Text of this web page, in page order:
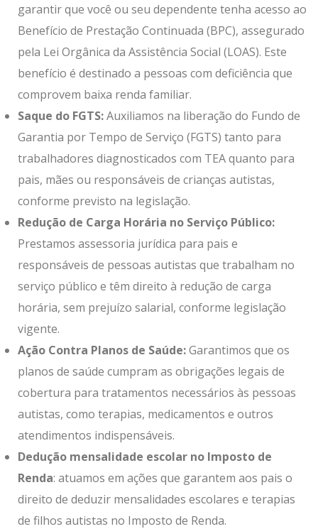
garantir que você ou seu dependente tenha acesso ao
Benefício de Prestação Continuada (BPC), assegurado
pela Lei Orgânica da Assistência Social (LOAS). Este
benefício é destinado a pessoas com deficiência que
comprovem baixa renda familiar.
Saque do FGTS:Auxiliamos na liberação do Fundo de
Garantia por Tempo de Serviço (FGTS) tanto para
trabalhadores diagnosticados com TEA quanto para
pais, mães ou responsáveis de crianças autistas,
conforme previsto na legislação.
Redução de Carga Horária no Serviço Público:
Prestamos assessoria jurídica para pais e
responsáveis de pessoas autistas que trabalham no
serviço público e têm direito à redução de carga
horária, sem prejuízo salarial, conforme legislação
vigente.
Ação Contra Planos de Saúde:Garantimos que os
planos de saúde cumpram as obrigações legais de
cobertura para tratamentos necessários às pessoas
autistas, como terapias, medicamentos e outros
atendimentos indispensáveis.
Dedução mensalidade escolar no Imposto de
Renda: atuamos em ações que garantem aos pais o
direito de deduzir mensalidades escolares e terapias
de filhos autistas no Imposto de Renda.